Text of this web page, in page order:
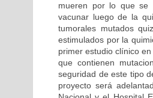
mueren por lo que se
vacunar luego de la
tumorales mutados
estimulados por la
primer estudio clínico
que contienen
seguridad de este tipo
proyecto será